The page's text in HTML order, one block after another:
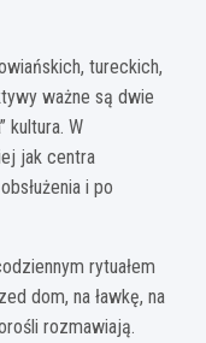
tureckich,
ważne są dwie
kultura. W
jak centra
i po
rytuałem
dom, na ławkę, na
rozmawiają.